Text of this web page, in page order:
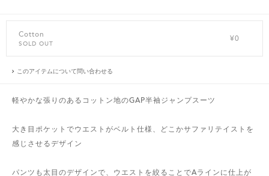
Cotton
SOLD OUT
¥0
このアイテムについて問い合わせる
軽やかな張りのあるコットン地のGAP半袖ジャンプスーツ
大き目ポケットでウエストがベルト仕様、どこかサファリテイストを
感じさせるデザイン
パンツも太目のデザインで、ウエストを絞ることでAラインに仕上が